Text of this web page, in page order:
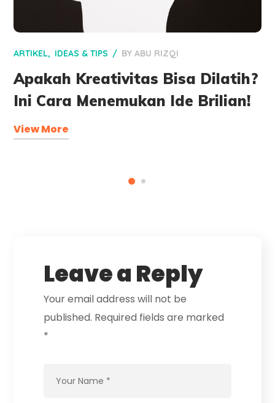
ARTIKEL IDEAS & TIPS BYABU RIZQI
Apakah Kreativitas Bisa Dilatih?
Ini Cara Menemukan Ide Brilian!
View More
Leave a Reply
Your email address will not be
published. Required fields are marked
*